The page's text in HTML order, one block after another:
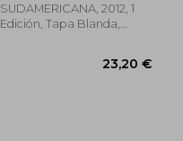
SUDAMERICANA, 2012, 1
Edición, Tapa Blanda,